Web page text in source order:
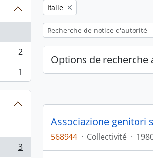
2
1
3
Remove filter:
Italie
Options de recherche
Associazione genitori
568944 · Collectivité ·